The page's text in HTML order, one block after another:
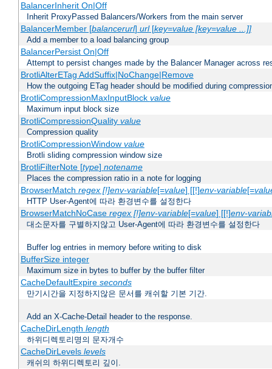
BalancerInherit On|Off
Inherit ProxyPassed Balancers/Workers from the main server
BalancerMember [balancerurl] url[key=value [key=value ...]]
Add a member to a load balancing group
BalancerPersist On|Off
Attempt to persist changes made by the Balancer Manager across
BrotliAlterETag AddSuffix|NoChange|Remove
How the outgoing ETag header should be modified during
BrotliCompressionMaxInputBlock value
Maximum input block size
BrotliCompressionQuality value
Compression quality
BrotliCompressionWindow value
Brotli sliding compression window size
BrotliFilterNote [type] notename
Places the compression ratio in a note for logging
BrowserMatch regex [!]env-variable[=value] [[!]env-variable[=
HTTP User-Agent에 따라 환경변수를 설정한다
BrowserMatchNoCase regex [!]env-variable[=value] [[!]env-
대소문자를 구별하지않고 User-Agent에 따라 환경변수를 설정한다
Buffer log entries in memory before writing to disk
BufferSize integer
Maximum size in bytes to buffer by the buffer filter
CacheDefaultExpire seconds
만기시간을 지정하지않은 문서를 캐쉬할 기본 기간.
Add an X-Cache-Detail header to the response.
CacheDirLength length
하위디렉토리명의 문자개수
CacheDirLevels levels
캐쉬의 하위디렉토리 깊이.